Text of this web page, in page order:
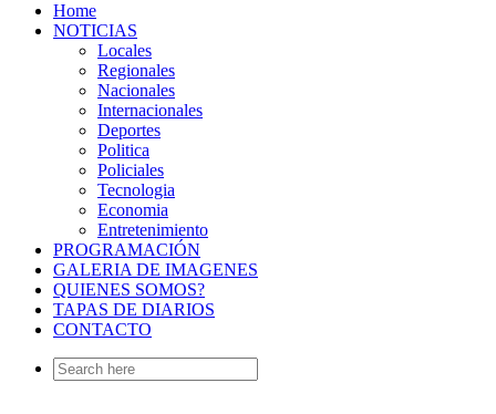
Home
NOTICIAS
Locales
Regionales
Nacionales
Internacionales
Deportes
Politica
Policiales
Tecnologia
Economia
Entretenimiento
PROGRAMACIÓN
GALERIA DE IMAGENES
QUIENES SOMOS?
TAPAS DE DIARIOS
CONTACTO
Search
for: